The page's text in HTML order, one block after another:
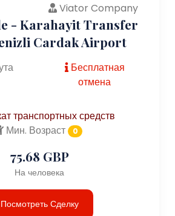
Viator Company
- Karahayit Transfer
Cardak Airport
Бесплатная
отмена
транспортных средств
Мин. Возраст
0
75.68 GBP
На человека
Посмотреть Сделку